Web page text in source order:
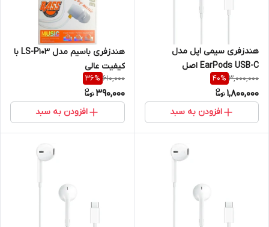
هندزفری سیمی اپل مدل
EarPods USB-C اصل
3,000,000
40%
1,800,000
افزودن به سبد
هندزفری باسیم مدل LS-P103 با
کیفیت عالی
610,000
36%
390,000
افزودن به سبد